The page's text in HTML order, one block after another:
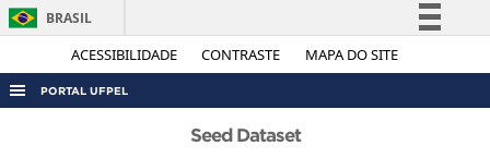
ACESSIBILIDADE CONTRASTE MAPA DO SITE
BRASIL
Simplifique!
PORTAL UFPEL
Seed Dataset